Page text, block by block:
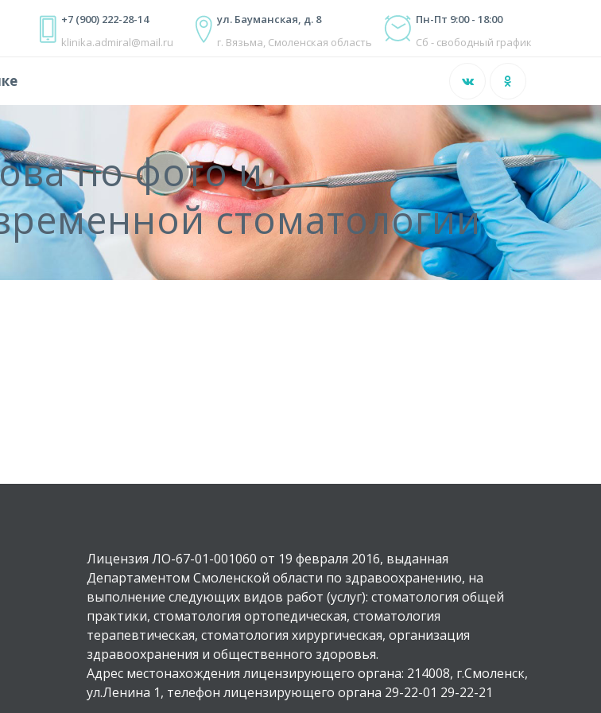
+7 (900) 222-28-14
klinika.admiral@mail.ru
ул. Бауманская, д. 8
г. Вязьма, Смоленская область
Пн-Пт 9:00 - 18:00
Сб - свободный график
по фото и
стоматологии
Лицензия ЛО-67-01-001060 от 19 февраля 2016, выданная
Департаментом Смоленской области по здравоохранению, на
выполнение следующих видов работ (услуг): стоматология общей
практики, стоматология ортопедическая, стоматология
терапевтическая, стоматология хирургическая, организация
здравоохранения и общественного здоровья.
Адрес местонахождения лицензирующего органа: 214008, г.Смоленск,
ул.Ленина 1, телефон лицензирующего органа 29-22-01 29-22-21